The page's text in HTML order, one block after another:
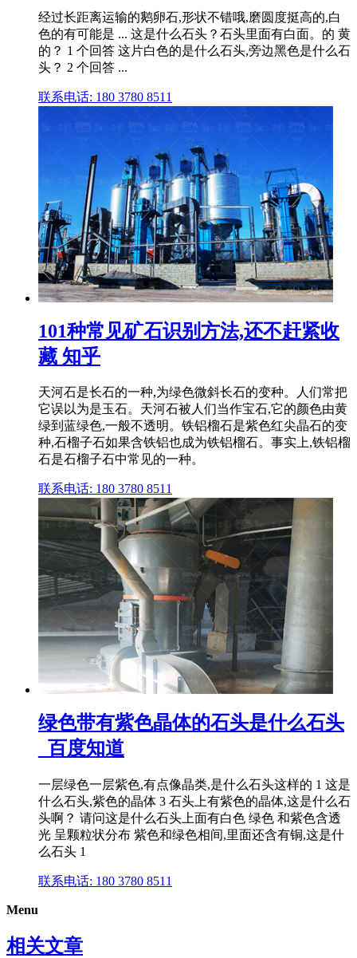
经过长距离运输的鹅卵石,形状不错哦,磨圆度挺高的,白
色的有可能是 ... 这是什么石头？石头里面有白面。的 黄
的？ 1 个回答 这片白色的是什么石头,旁边黑色是什么石
头？ 2 个回答 ...
联系电话: 180 3780 8511
101种常见矿石识别方法,还不赶紧收
藏 知乎
天河石是长石的一种,为绿色微斜长石的变种。人们常把
它误以为是玉石。天河石被人们当作宝石,它的颜色由黄
绿到蓝绿色,一般不透明。铁铝榴石是紫色红尖晶石的变
种,石榴子石如果含铁铝也成为铁铝榴石。事实上,铁铝榴
石是石榴子石中常见的一种。
联系电话: 180 3780 8511
绿色带有紫色晶体的石头是什么石头
_百度知道
一层绿色一层紫色,有点像晶类,是什么石头这样的 1 这是
什么石头,紫色的晶体 3 石头上有紫色的晶体,这是什么石
头啊？ 请问这是什么石头上面有白色 绿色 和紫色含透
光 呈颗粒状分布 紫色和绿色相间,里面还含有铜,这是什
么石头 1
联系电话: 180 3780 8511
Menu
相关文章